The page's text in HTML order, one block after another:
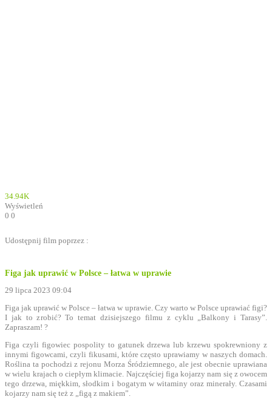
34.94K
Wyświetleń
0 0
Udostępnij film poprzez :
Figa jak uprawić w Polsce – łatwa w uprawie
29 lipca 2023 09:04
Figa jak uprawić w Polsce – łatwa w uprawie. Czy warto w Polsce uprawiać figi?
I jak to zrobić? To temat dzisiejszego filmu z cyklu „Balkony i Tarasy”.
Zapraszam! ?
Figa czyli figowiec pospolity to gatunek drzewa lub krzewu spokrewniony z
innymi figowcami, czyli fikusami, które często uprawiamy w naszych domach.
Roślina ta pochodzi z rejonu Morza Śródziemnego, ale jest obecnie uprawiana
w wielu krajach o ciepłym klimacie. Najczęściej figa kojarzy nam się z owocem
tego drzewa, miękkim, słodkim i bogatym w witaminy oraz minerały. Czasami
kojarzy nam się też z „figą z makiem”.